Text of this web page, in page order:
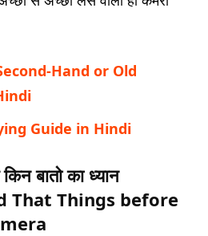
Hand or Old
Guide in Hindi
बातो का ध्यान
That Things before